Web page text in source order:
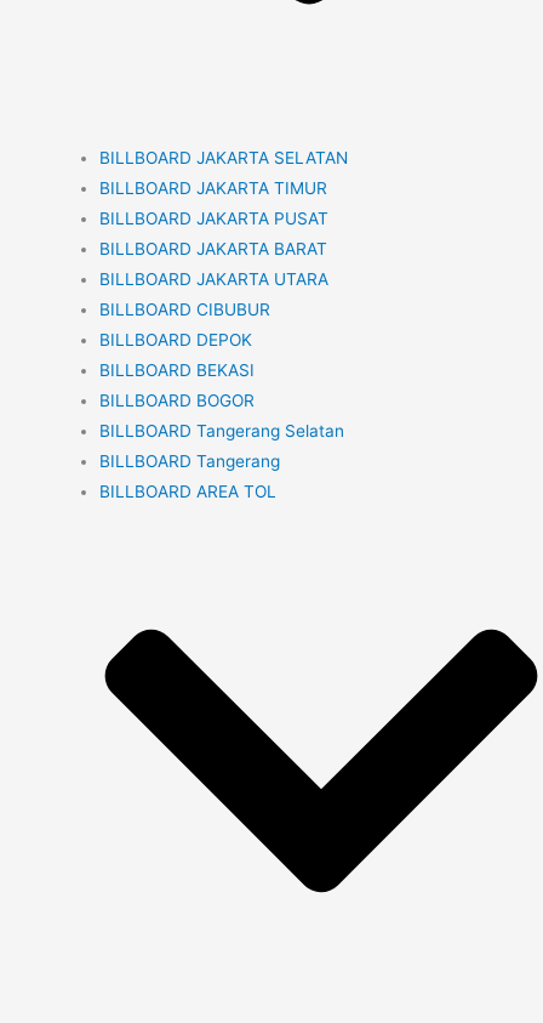
BILLBOARD JAKARTA SELATAN
BILLBOARD JAKARTA TIMUR
BILLBOARD JAKARTA PUSAT
BILLBOARD JAKARTA BARAT
BILLBOARD JAKARTA UTARA
BILLBOARD CIBUBUR
BILLBOARD DEPOK
BILLBOARD BEKASI
BILLBOARD BOGOR
BILLBOARD Tangerang Selatan
BILLBOARD Tangerang
BILLBOARD AREA TOL